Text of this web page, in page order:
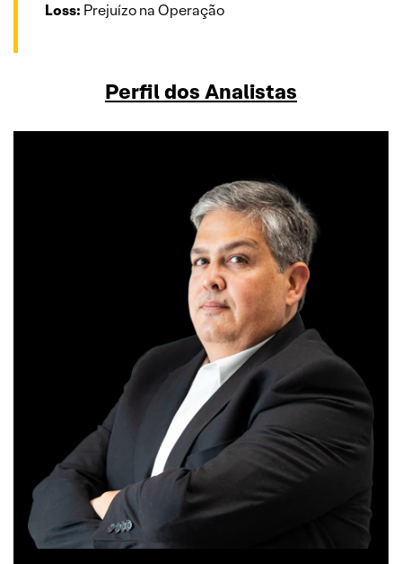
Loss: Prejuízo na Operação
Perfil dos Analistas